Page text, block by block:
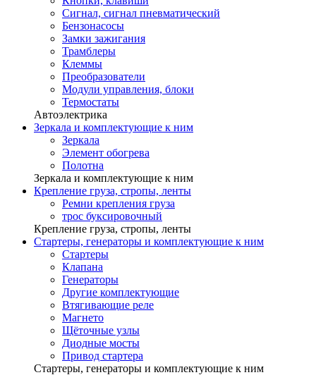
Сигнал, сигнал пневматический
Бензонасосы
Замки зажигания
Трамблеры
Клеммы
Преобразователи
Модули управления, блоки
Термостаты
Автоэлектрика
Зеркала и комплектующие к ним
Зеркала
Элемент обогрева
Полотна
Зеркала и комплектующие к ним
Крепление груза, стропы, ленты
Ремни крепления груза
трос буксировочный
Крепление груза, стропы, ленты
Стартеры, генераторы и комплектующие к ним
Стартеры
Клапана
Генераторы
Другие комплектующие
Втягивающие реле
Магнето
Щёточные узлы
Диодные мосты
Привод стартера
Стартеры, генераторы и комплектующие к ним